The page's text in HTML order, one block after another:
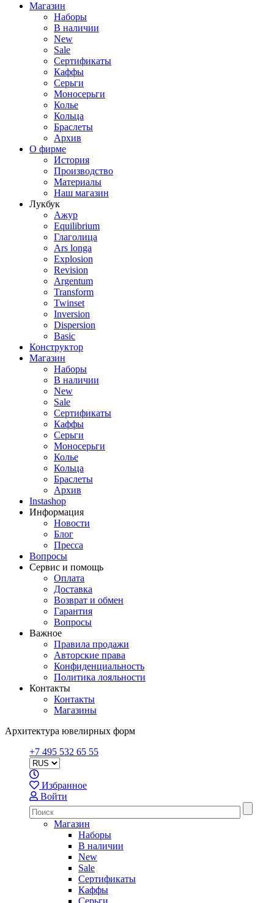
Магазин
Наборы
В наличии
New
Sale
Сертификаты
Каффы
Серьги
Моносерьги
Колье
Кольца
Браслеты
Архив
О фирме
История
Производство
Материалы
Наш магазин
Лукбук
Ажур
Equilibrium
Глаголица
Ars longa
Explosion
Revision
Argentum
Transform
Twinset
Inversion
Dispersion
Basic
Конструктор
Магазин
Наборы
В наличии
New
Sale
Сертификаты
Каффы
Серьги
Моносерьги
Колье
Кольца
Браслеты
Архив
Instashop
Информация
Новости
Блог
Пресса
Вопросы
Сервис и помощь
Оплата
Доставка
Возврат и обмен
Гарантия
Вопросы
Важное
Правила продажи
Авторские права
Конфиденциальность
Политика лояльности
Контакты
Контакты
Магазины
Архитектура ювелирных форм
+7 495 532 65 55
Избранное
Войти
Магазин
Наборы
В наличии
New
Sale
Сертификаты
Каффы